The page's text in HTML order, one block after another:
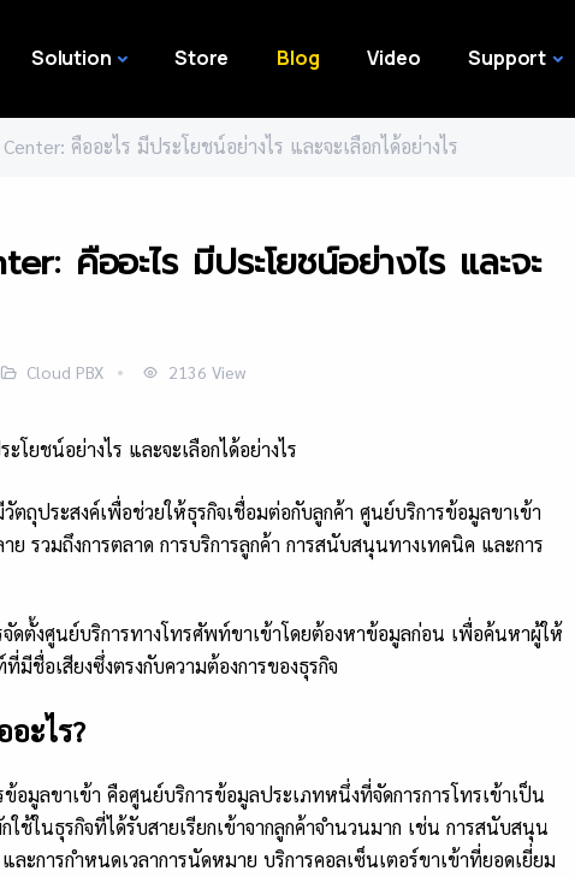
Solution Store Blog Video Support
คืออะไร มีประโยชน์อย่างไร และจะเลือกได้อย่างไร
คืออะไร มีประโยชน์อย่างไร และจะ
Cloud PBX 2136 View
ถุประสงค์เพื่อช่วยให้ธุรกิจเชื่อมต่อกับลูกค้า ศูนย์บริการข้อมูลขาเข้า
รวมถึงการตลาด การบริการลูกค้า การสนับสนุนทางเทคนิค และการ
ดตั้งศูนย์บริการทางโทรศัพท์ขาเข้าโดยต้องหาข้อมูลก่อน เพื่อค้นหาผู้ให้
ชื่อเสียงซึ่งตรงกับความต้องการของธุรกิจ
ะไร?
อมูลขาเข้า คือศูนย์บริการข้อมูลประเภทหนึ่งที่จัดการการโทรเข้าเป็น
ช้ในธุรกิจที่ได้รับสายเรียกเข้าจากลูกค้าจำนวนมาก เช่น การสนับสนุน
ละการกำหนดเวลาการนัดหมาย บริการคอลเซ็นเตอร์ขาเข้าที่ยอดเยี่ยม